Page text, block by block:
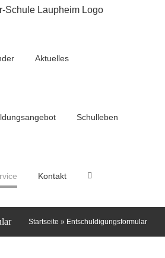
Aktuelles
Schulleben
Kontakt
Startseite » Entschuldigungsformular